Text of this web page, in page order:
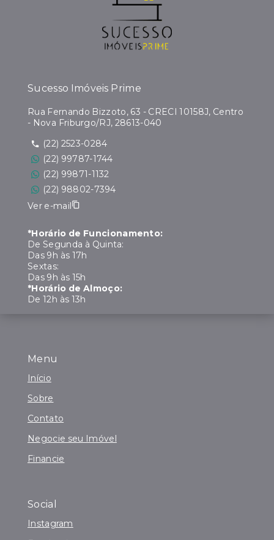
Menu
Início
Sobre
Contato
Negocie seu Imóvel
Financie
Social
Instagram
Sucesso Imóveis Prime
Rua Fernando Bizzoto, 63 - CRECI 10158J, Centro
- Nova Friburgo/RJ, 28613-040
(22) 2523-0284
(22) 99787-1744
(22) 99871-1132
(22) 98802-7394
Ver e-mail
*Horário de Funcionamento:
De Segunda à Quinta:
Das 9h às 17h
Sextas:
Das 9h às 15h
*Horário de Almoço:
De 12h às 13h